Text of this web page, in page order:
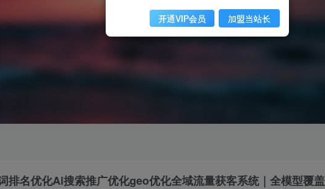
排名优化Ai搜索推广优化geo优化全域流量获客系统｜全模型覆盖
开通VIP会员 加盟当站长